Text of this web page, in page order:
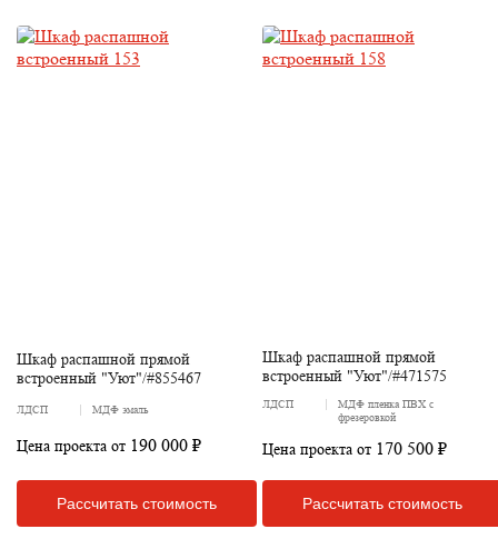
Шкаф распашной прямой
встроенный "Уют"/#855467
ЛДСП МДФ эмаль
Цена проекта от 190 000 ₽
Рассчитать стоимость
Шкаф распашной прямой
встроенный "Уют"/#471575
ЛДСП
МДФ пленка ПВХ с
фрезеровкой
Цена проекта от 170 500 ₽
Рассчитать стоимость